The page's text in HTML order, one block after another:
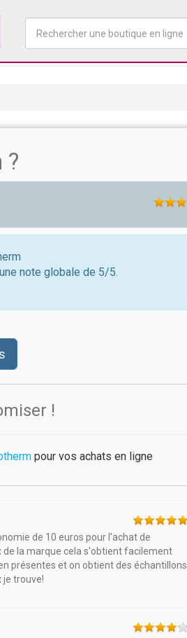
?
note globale de 5/5.
!
pour vos achats en ligne
de 10 euros pour l'achat de
de la marque cela s'obtient facilement
présentes et on obtient des échantillons
je trouve!